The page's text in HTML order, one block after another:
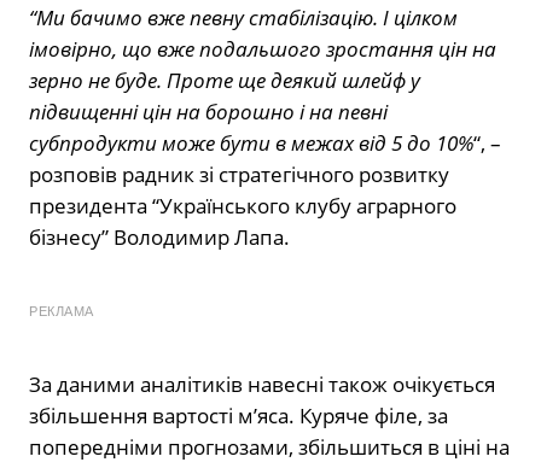
“Ми бачимо вже певну стабілізацію. І цілком
імовірно, що вже подальшого зростання цін на
зерно не буде. Проте ще деякий шлейф у
підвищенні цін на борошно і на певні
субпродукти може бути в межах від 5 до 10%“, –
розповів радник зі стратегічного розвитку
президента “Українського клубу аграрного
бізнесу” Володимир Лапа.
РЕКЛАМА
За даними аналітиків навесні також очікується
збільшення вартості м’яса. Куряче філе, за
попередніми прогнозами, збільшиться в ціні на